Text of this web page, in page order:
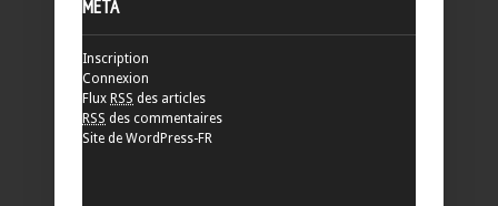
MÉTA
Inscription
Connexion
Flux RSS des articles
RSS des commentaires
Site de WordPress-FR